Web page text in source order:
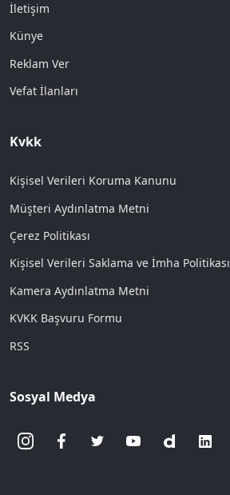
İletişim
Künye
Reklam Ver
Vefat İlanları
Kvkk
Kişisel Verileri Koruma Kanunu
Müşteri Aydınlatma Metni
Çerez Politikası
Kişisel Verileri Saklama ve İmha Politikası
Kamera Aydınlatma Metni
KVKK Başvuru Formu
RSS
Sosyal Medya